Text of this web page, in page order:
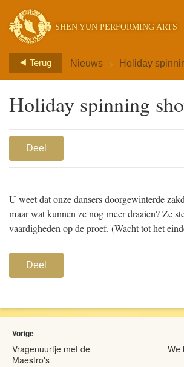
SHEN YUN PERFORMING ARTS
Terug Nieuws > Holiday
Holiday spinning
Deel
U weet dat onze dansers doorgewinterde
maar wat kunnen ze nog meer draaien? Ze
vaardigheden op de proef. (Wacht tot het
Deel
Vorige
Vragenuurtje met de
Maestro's
We